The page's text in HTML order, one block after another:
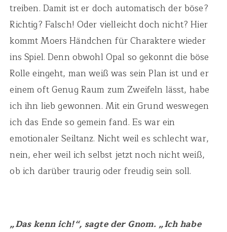
treiben. Damit ist er doch automatisch der böse?
Richtig? Falsch! Oder vielleicht doch nicht? Hier
kommt Moers Händchen für Charaktere wieder
ins Spiel. Denn obwohl Opal so gekonnt die böse
Rolle eingeht, man weiß was sein Plan ist und er
einem oft Genug Raum zum Zweifeln lässt, habe
ich ihn lieb gewonnen. Mit ein Grund weswegen
ich das Ende so gemein fand. Es war ein
emotionaler Seiltanz. Nicht weil es schlecht war,
nein, eher weil ich selbst jetzt noch nicht weiß,
ob ich darüber traurig oder freudig sein soll.
„Das kenn ich!“, sagte der Gnom. „Ich habe